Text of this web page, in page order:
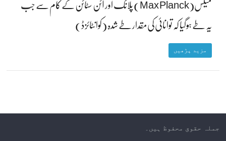
میکس(Max Planck) پلانک اور آئن سٹائن کے کام سے جب
یہ طے ہوگیا کہ توانائی کی مقدار طے شدہ (کوانٹائزڈ)
مزید پڑھیں
جملہ حقوق محفوظ ہیں۔